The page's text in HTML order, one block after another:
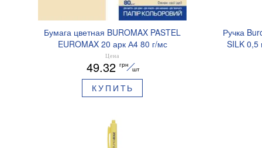
Бумага цветная BUROMAX PASTEL
EUROMAX 20 арк А4 80 г/мс
BM.2721220E-08
Цена
49.32 грн
шт
КУПИТЬ
Ручка
SILK 0,5